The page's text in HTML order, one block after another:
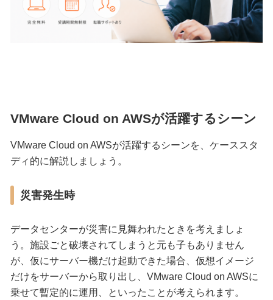
VMware Cloud on AWSが活躍するシーン
VMware Cloud on AWSが活躍するシーンを、ケーススタ
ディ的に解説しましょう。
災害発生時
データセンターが災害に見舞われたときを考えましょ
う。施設ごと破壊されてしまうと元も子もありません
が、仮にサーバー機だけ起動できた場合、仮想イメージ
だけをサーバーから取り出し、VMware Cloud on AWSに
乗せて暫定的に運用、といったことが考えられます。